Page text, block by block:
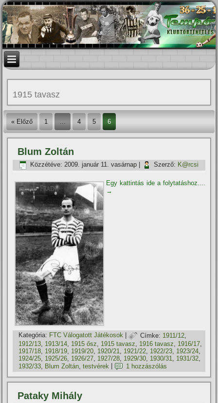
1915 tavasz
« Előző 1 … 4 5 6
Blum Zoltán
Közzétéve: 2009. január 11. vasárnap Szerző: K@rcsi
Egy kattintás ide a folytatáshoz....
→
Kategória: FTC Válogatott Játékosok | Címke: 1911/12
1912/13, 1913/14, 1915 ősz, 1915 tavasz, 1916 tavasz, 1916/17,
1917/18, 1918/19, 1919/20, 1920/21, 1921/22, 1922/23, 1923/24,
1924/25, 1925/26, 1926/27, 1927/28, 1929/30, 1930/31, 1931/32,
1932/33
Blum Zoltán ,testvérek 1 hozzászólás
Pataky Mihály